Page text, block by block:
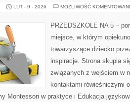
LUT - 9 - 2026 MOŻLIWOŚĆ
PRZEDSZKOLE NA 5 –
miejsce, w którym
towarzyszące dziecko
inspiracje. Strona skupia
związanych z wejściem w
kontaktami rówieśniczymi
Montessori w praktyce i Edukacja